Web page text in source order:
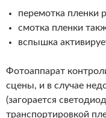
перемотка пленки
смотка пленки
вспышка
Фотоаппарат
сцены, и в случае
(загорается
транспортировкой